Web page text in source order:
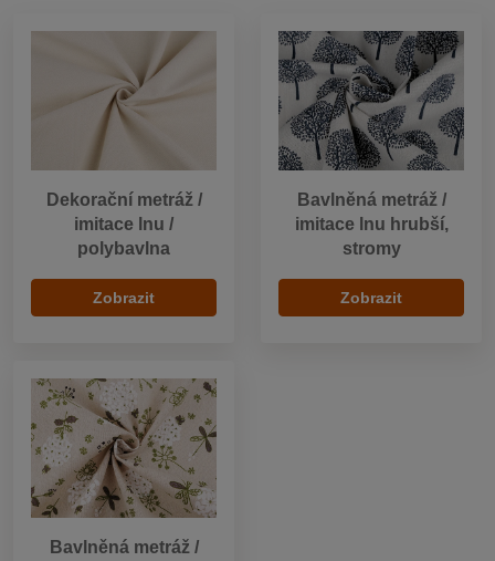
Dekorační metráž /
imitace lnu /
polybavlna
Zobrazit
Bavlněná metráž /
imitace lnu hrubší,
stromy
Zobrazit
Bavlněná metráž /